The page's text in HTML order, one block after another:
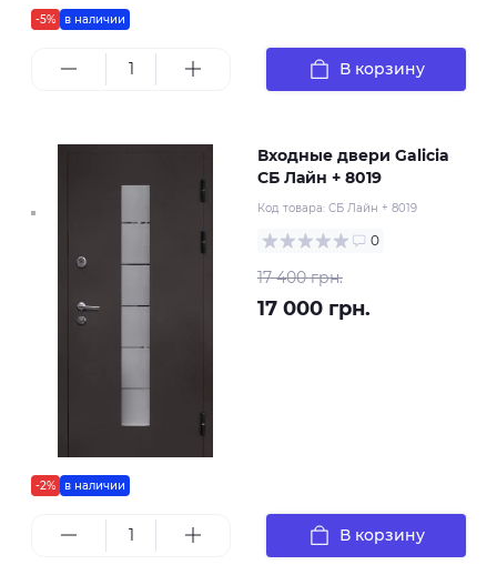
-5% в наличии
В корзину
-2% в наличии
Входные двери Galicia
СБ Лайн + 8019
Код товара: СБ Лайн + 8019
0
17 400 грн.
17 000 грн.
В корзину